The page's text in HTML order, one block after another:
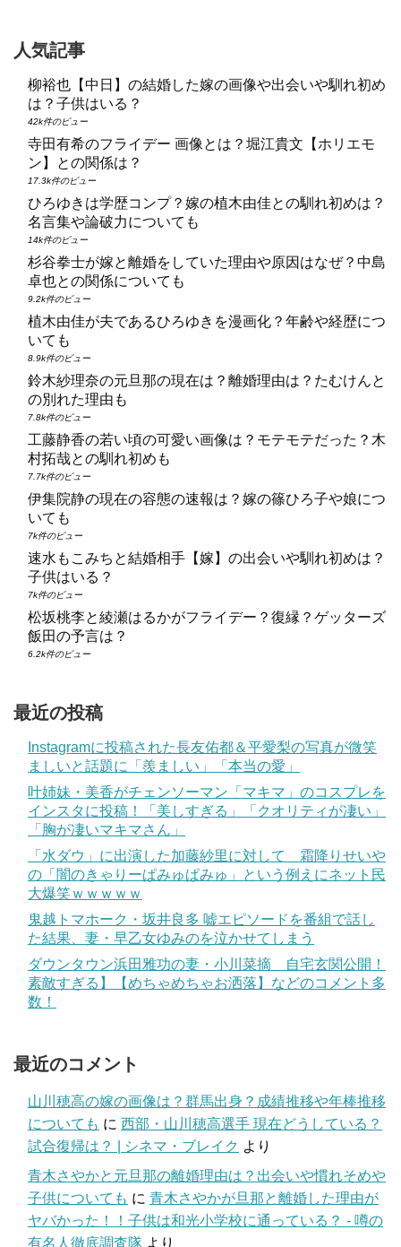
人気記事
柳裕也【中日】の結婚した嫁の画像や出会いや馴れ初め
は？子供はいる？
42k件のビュー
寺田有希のフライデー 画像とは？堀江貴文【ホリエモ
ン】との関係は？
17.3k件のビュー
ひろゆきは学歴コンプ？嫁の植木由佳との馴れ初めは？
名言集や論破力についても
14k件のビュー
杉谷拳士が嫁と離婚をしていた理由や原因はなぜ？中島
卓也との関係についても
9.2k件のビュー
植木由佳が夫であるひろゆきを漫画化？年齢や経歴につ
いても
8.9k件のビュー
鈴木紗理奈の元旦那の現在は？離婚理由は？たむけんと
の別れた理由も
7.8k件のビュー
工藤静香の若い頃の可愛い画像は？モテモテだった？木
村拓哉との馴れ初めも
7.7k件のビュー
伊集院静の現在の容態の速報は？嫁の篠ひろ子や娘につ
いても
7k件のビュー
速水もこみちと結婚相手【嫁】の出会いや馴れ初めは？
子供はいる？
7k件のビュー
松坂桃李と綾瀬はるかがフライデー？復縁？ゲッターズ
飯田の予言は？
6.2k件のビュー
最近の投稿
Instagramに投稿された長友佑都＆平愛梨の写真が微笑
ましいと話題に「羨ましい」「本当の愛」
叶姉妹・美香がチェンソーマン「マキマ」のコスプレを
インスタに投稿！「美しすぎる」「クオリティが凄い」
「胸が凄いマキマさん」
「水ダウ」に出演した加藤紗里に対して 霜降りせいや
の「闇のきゃりーぱみゅぱみゅ」という例えにネット民
大爆笑ｗｗｗｗｗ
鬼越トマホーク・坂井良多 嘘エピソードを番組で話し
た結果、妻・早乙女ゆみのを泣かせてしまう
ダウンタウン浜田雅功の妻・小川菜摘 自宅玄関公開！
素敵すぎる】【めちゃめちゃお洒落】などのコメント多
数！
最近のコメント
山川穂高の嫁の画像は？群馬出身？成績推移や年棒推移
についても に 西部・山川穂高選手 現在どうしている？
試合復帰は？ | シネマ・ブレイク より
青木さやかと元旦那の離婚理由は？出会いや慣れそめや
子供についても に 青木さやかが旦那と離婚した理由が
ヤバかった！！子供は和光小学校に通っている？ - 噂の
有名人徹底調査隊 より